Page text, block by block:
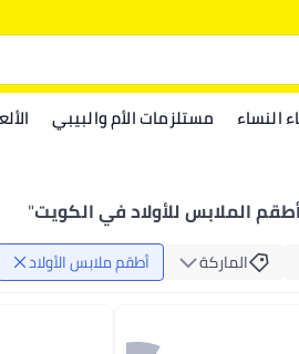
النساء مستلزمات الأم والبيبي
أطقم الملابس للأولاد في الكويت"
الماركة أطقم ملابس الأولاد